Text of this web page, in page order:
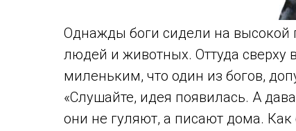
Однажды боги сидели на высокой
людей и животных. Оттуда сверху
миленьким, что один из богов,
«Слушайте, идея появилась. А
они не гуляют, а писают дома. Как